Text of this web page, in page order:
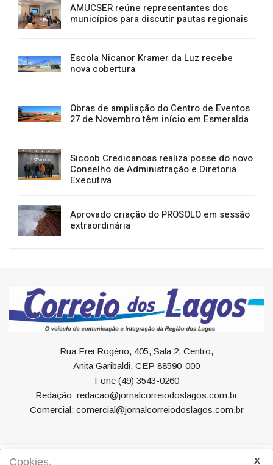
AMUCSER reúne representantes dos
municípios para discutir pautas regionais
Escola Nicanor Kramer da Luz recebe
nova cobertura
Obras de ampliação do Centro de Eventos
27 de Novembro têm início em Esmeralda
Sicoob Credicanoas realiza posse do novo
Conselho de Administração e Diretoria
Executiva
Aprovado criação do PROSOLO em sessão
extraordinária
Rua Frei Rogério, 405, Sala 2, Centro,
Anita Garibaldi, CEP 88590-000
Fone (49) 3543-0260
Redação: redacao@jornalcorreiodoslagos.com.br
Comercial: comercial@jornalcorreiodoslagos.com.br
Cookies.